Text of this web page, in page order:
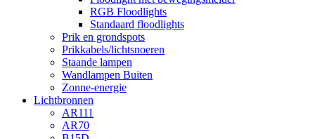
RGB Floodlights
Standaard floodlights
Prik en grondspots
Prikkabels/lichtsnoeren
Staande lampen
Wandlampen Buiten
Zonne-energie
Lichtbronnen
AR111
AR70